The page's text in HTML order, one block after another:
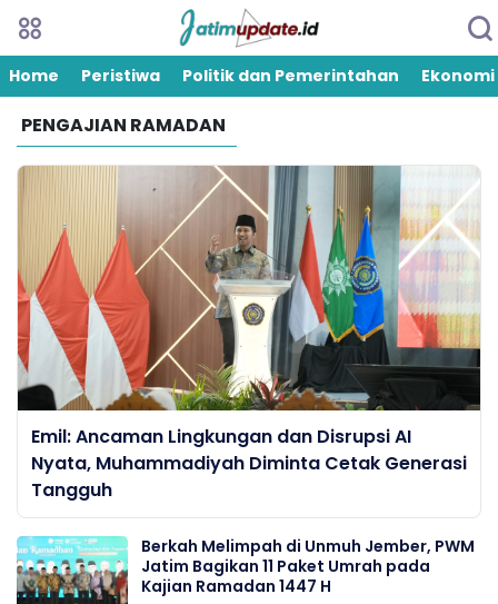
Home Peristiwa Politik dan Pemerintahan Ekonomi
PENGAJIAN RAMADAN
Emil: Ancaman Lingkungan dan Disrupsi AI
Nyata, Muhammadiyah Diminta Cetak Generasi
Tangguh
Berkah Melimpah di Unmuh Jember, PWM
Jatim Bagikan 11 Paket Umrah pada
Kajian Ramadan 1447 H